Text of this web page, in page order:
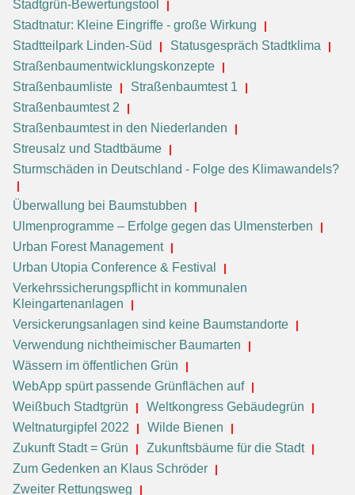
Stadtgrün-Bewertungstool
Stadtnatur: Kleine Eingriffe - große Wirkung
Stadtteilpark Linden-Süd
Statusgespräch Stadtklima
Straßenbaumentwicklungskonzepte
Straßenbaumliste
Straßenbaumtest 1
Straßenbaumtest 2
Straßenbaumtest in den Niederlanden
Streusalz und Stadtbäume
Sturmschäden in Deutschland - Folge des Klimawandels?
Überwallung bei Baumstubben
Ulmenprogramme – Erfolge gegen das Ulmensterben
Urban Forest Management
Urban Utopia Conference & Festival
Verkehrssicherungspflicht in kommunalen
Kleingartenanlagen
Versickerungsanlagen sind keine Baumstandorte
Verwendung nichtheimischer Baumarten
Wässern im öffentlichen Grün
WebApp spürt passende Grünflächen auf
Weißbuch Stadtgrün
Weltkongress Gebäudegrün
Weltnaturgipfel 2022
Wilde Bienen
Zukunft Stadt = Grün
Zukunftsbäume für die Stadt
Zum Gedenken an Klaus Schröder
Zweiter Rettungsweg